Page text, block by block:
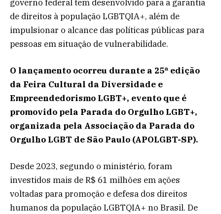
governo federal tem desenvolvido para a garantia
de direitos à população LGBTQIA+, além de
impulsionar o alcance das políticas públicas para
pessoas em situação de vulnerabilidade.
O lançamento ocorreu durante a 25ª edição
da Feira Cultural da Diversidade e
Empreendedorismo LGBT+, evento que é
promovido pela Parada do Orgulho LGBT+,
organizada pela Associação da Parada do
Orgulho LGBT de São Paulo (APOLGBT-SP).
Desde 2023, segundo o ministério, foram
investidos mais de R$ 61 milhões em ações
voltadas para promoção e defesa dos direitos
humanos da população LGBTQIA+ no Brasil. De